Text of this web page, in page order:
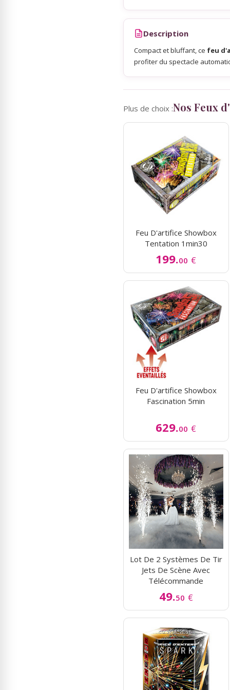
Description
Compact et bluffant, ce feu
profiter du spectacle
Plus de choix :Nos Feux
Feu D'artifice Showbox
Tentation 1min30
199.00 €
Feu D'artifice Showbox
Fascination 5min
629.00 €
Lot De 2 Systèmes De Tir
Jets De Scène Avec
Télécommande
49.50 €